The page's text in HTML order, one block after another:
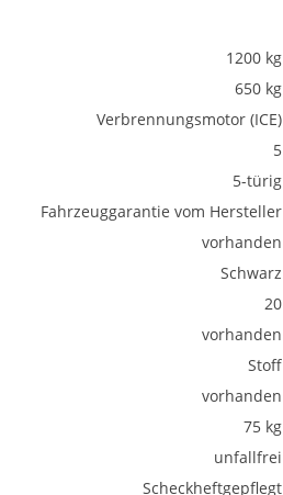
1200 kg
650 kg
Verbrennungsmotor (ICE)
5
5-türig
Fahrzeuggarantie vom Hersteller
vorhanden
Schwarz
20
vorhanden
Stoff
vorhanden
75 kg
unfallfrei
Scheckheftgepflegt